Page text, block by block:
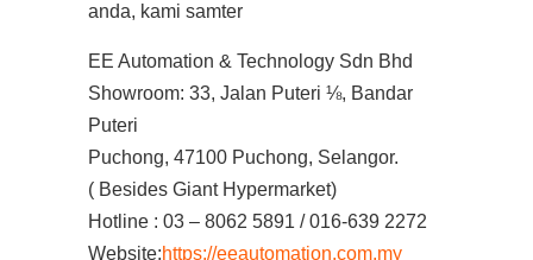
anda, kami samter
EE Automation & Technology Sdn Bhd
Showroom: 33, Jalan Puteri ⅛, Bandar
Puteri
Puchong, 47100 Puchong, Selangor.
( Besides Giant Hypermarket)
Hotline : 03 – 8062 5891 / 016-639 2272
Website:https://eeautomation.com.my